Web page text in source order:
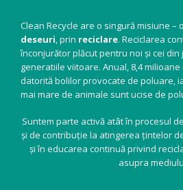
Clean Recycle are o singură misiune –
deseuri, prin reciclare. Reciclarea
înconjurător plăcut pentru noi și cei
generatiile viitoare. Anual, 8,4
datorită bolilor provocate de poluare,
mai mare de animale sunt ucise de
Suntem parte activă atât în procesul
și de contribuție la atingerea țintelor
și în educarea continuă privind
asupra